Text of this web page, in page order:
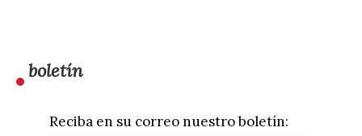
boletín
Reciba en su correo nuestro boletín: